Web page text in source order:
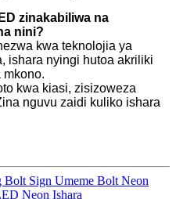
zinakabiliwa na
nini?
kwa teknolojia ya
ishara nyingi hutoa akriliki
mkono.
kwa kiasi, zisizoweza
nguvu zaidi kuliko ishara
Sign Umeme Bolt Neon
Neon Ishara